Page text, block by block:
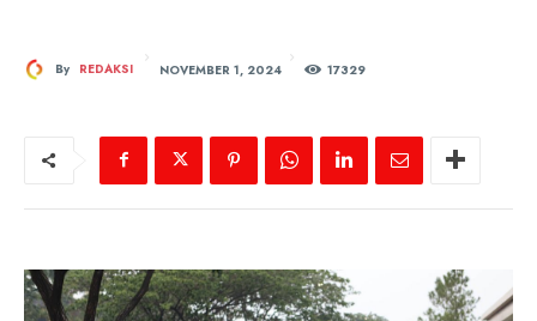
By REDAKSI NOVEMBER 1, 2024 17329